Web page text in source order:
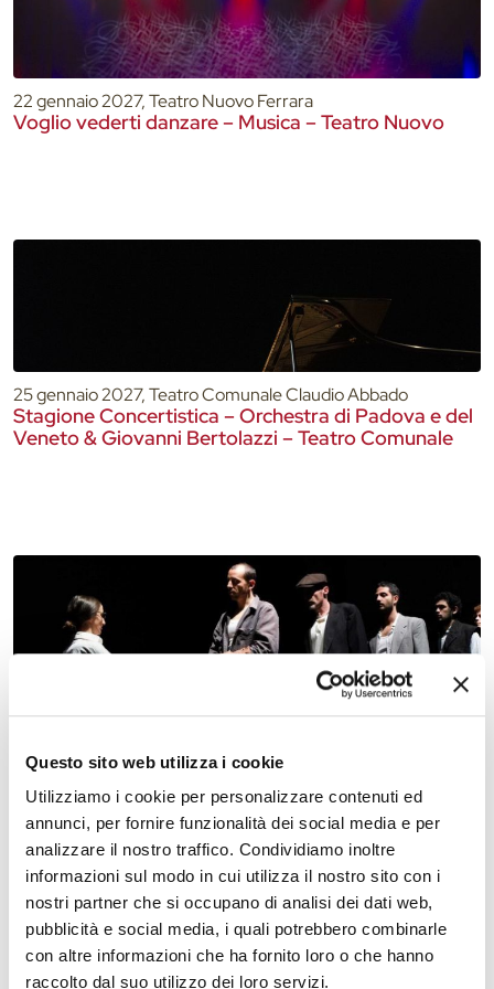
Questo sito web utilizza i cookie
Utilizziamo i cookie per personalizzare contenuti ed
annunci, per fornire funzionalità dei social media e per
analizzare il nostro traffico. Condividiamo inoltre
informazioni sul modo in cui utilizza il nostro sito con i
nostri partner che si occupano di analisi dei dati web,
pubblicità e social media, i quali potrebbero combinarle
con altre informazioni che ha fornito loro o che hanno
raccolto dal suo utilizzo dei loro servizi.
22 gennaio 2027, Teatro Nuovo Ferrara
Voglio vederti danzare – Musica – Teatro Nuovo
25 gennaio 2027, Teatro Comunale Claudio Abbado
Stagione Concertistica – Orchestra di Padova e del
Veneto & Giovanni Bertolazzi – Teatro Comunale
27 gennaio 2027, Teatro Comunale Claudio Abbado